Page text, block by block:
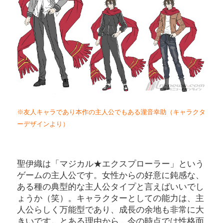
※友人キャラであり本作の主人公でもある瀧音幸助（キャラクタ
ーデザインより）
聖伊織は「マジカル★エクスプローラー」という
ゲームの主人公です。女性からの好意に鈍感な、
ある種の典型的な主人公タイプと言えばいいでし
ょうか（笑）。キャラクターとしての能力は、主
人公らしく万能型であり、成長の余地も非常に大
きいです。とある理由から、今の時点では性格面